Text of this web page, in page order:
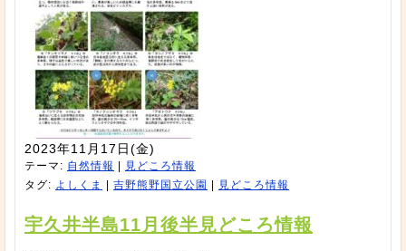
2023年11月17日(金)
テーマ: 自然情報
見どころ情報
タグ: よしくま 吉野熊野国立公園 見どころ情報
宇久井半島11月後半見どころ情報